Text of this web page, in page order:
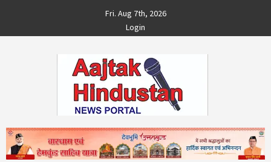
content
Fri. Aug 7th, 2026
Login